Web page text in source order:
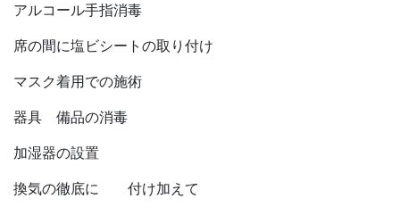
アルコール手指消毒
席の間に塩ビシートの取り付け
マスク着用での施術
器具 備品の消毒
加湿器の設置
換気の徹底に 付け加えて